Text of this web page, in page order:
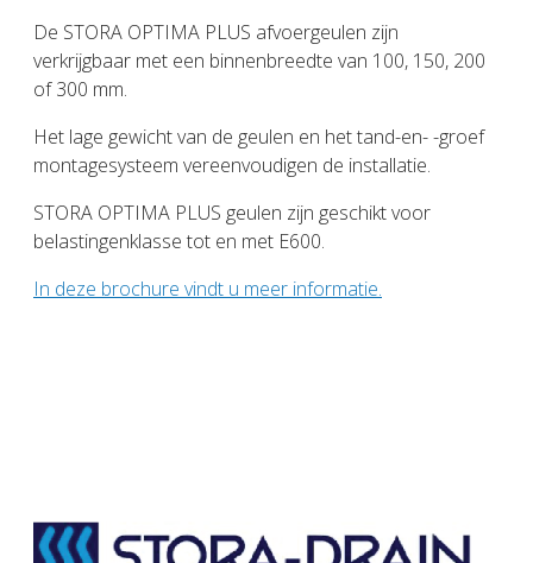
De STORA OPTIMA PLUS afvoergeulen zijn
verkrijgbaar met een binnenbreedte van 100, 150, 200
of 300 mm.
Het lage gewicht van de geulen en het tand-en- -groef
montagesysteem vereenvoudigen de installatie.
STORA OPTIMA PLUS geulen zijn geschikt voor
belastingenklasse tot en met E600.
In deze brochure vindt u meer informatie.